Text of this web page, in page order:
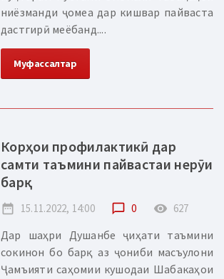
ниёзманди ҷомеа дар кишвар пайваста
дастгирӣ меёбанд....
Муфассалтар
Корҳои профилактикӣ дар
самти таъмини пайвастаи нерӯи
барқ
date_range 15.11.2022, 14:00 chat_bubble_outline 0 remove_red_eye 627
Дар шаҳри Душанбе ҷиҳати таъмини
сокинон бо барқ аз ҷониби масъулони
Ҷамъияти саҳомии кушодаи Шабакаҳои